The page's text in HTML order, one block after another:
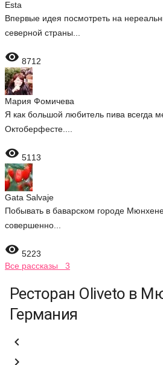
Esta
Впервые идея посмотреть на
северной страны...
 8712
Мария Фомичева
Я как большой любитель пива всегда
Октоберфесте....
 5113
Gata Salvaje
Побывать в баварском городе
совершенно...
 5223
Все рассказы 3
Ресторан Oliveto в
Германия

